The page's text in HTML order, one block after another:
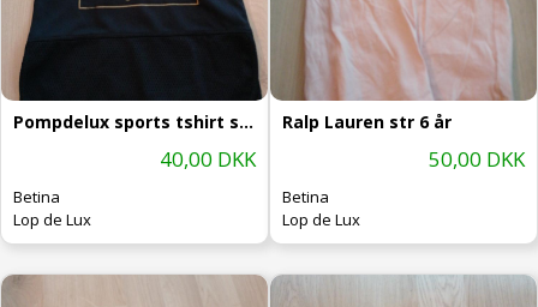
Pompdelux sports tshirt str 110 - 116
40,00 DKK
Betina
Lop de Lux
Ralp Lauren str 6 år
50,00 DKK
Betina
Lop de Lux